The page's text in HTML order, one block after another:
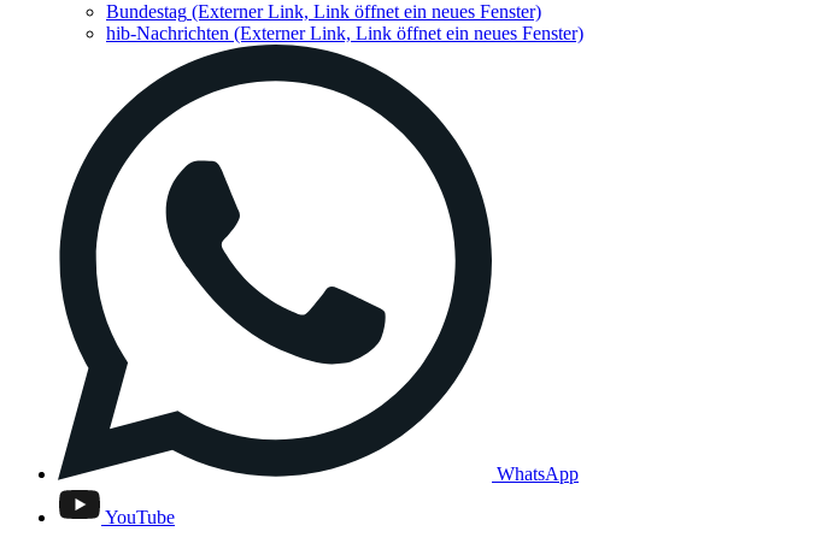
Bundestag (Externer Link, Link öffnet ein neues Fenster)
hib-Nachrichten (Externer Link, Link öffnet ein neues Fenster)
WhatsApp
YouTube